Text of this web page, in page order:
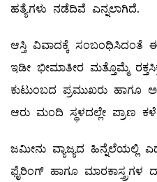
ಹತ್ಯೆಗಳು ನಡೆದಿವೆ ಎನ್ನಲಾಗಿದೆ.
ಆಸ್ತಿ ವಿವಾದಕ್ಕೆ ಸಂಬಂಧಿಸಿದಂತೆ
ಇಡೀ ಭೀಮಾತೀರ ಮತ್ತೊಮ್ಮೆ
ಕುಟುಂಬದ ಪ್ರಮುಖರು ಹಾಗೂ
ಆರು ಮಂದಿ ಸ್ಥಳದಲ್ಲೇ ಪ್ರಾಣ
ಜಮೀನು ವ್ಯಾಜ್ಯದ ಹಿನ್ನೆಲೆಯಲ್ಲಿ
ಫೈರಿಂಗ್ ಹಾಗೂ ಮಾರಕಾಸ್ತ್ರಗಳ